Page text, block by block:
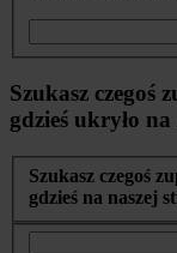
Szukasz czegoś
gdzieś ukryło
Szukasz czegoś
gdzieś na naszej